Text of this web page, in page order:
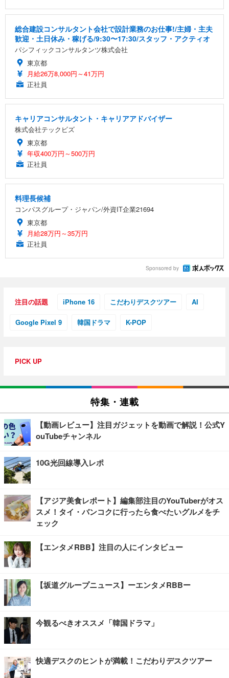
総合建設コンサルタント会社で設計業務のお仕事!/主婦・主夫
歓迎・土日休み・稼げる/9:30〜17:30/スタッフ・アクティオ
パシフィックコンサルタンツ株式会社
東京都
月給26万8,000円～41万円
正社員
キャリアコンサルタント・キャリアアドバイザー
株式会社テックビズ
東京都
年収400万円～500万円
正社員
料理長候補
コンパスグループ・ジャパン/外資IT企業21694
東京都
月給28万円～35万円
正社員
Sponsored by
注目の話題 iPhone 16 こだわりデスクツアー AI
Google Pixel 9 韓国ドラマ K-POP
PICK UP
特集・連載
【動画レビュー】注目ガジェットを動画で解説！公式Y
ouTubeチャンネル
10G光回線導入レポ
【アジア美食レポート】編集部注目のYouTuberがオス
スメ！タイ・バンコクに行ったら食べたいグルメをチ
ェック
【エンタメRBB】注目の人にインタビュー
【坂道グループニュース】ーエンタメRBBー
今観るべきオススメ「韓国ドラマ」
快適デスクのヒントが満載！こだわりデスクツアー